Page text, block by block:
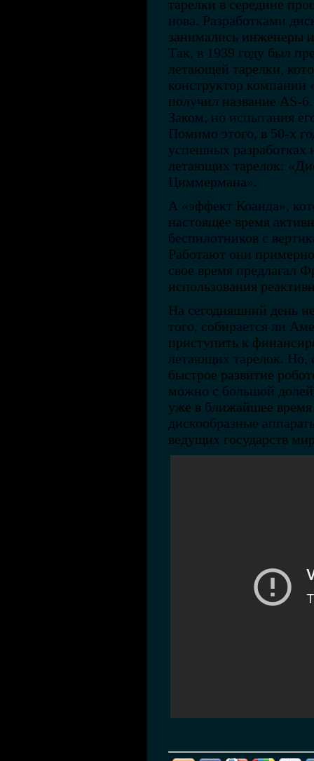
тарелки в середине
нова. Разработками
занимались инженеры
Так, в 1939 году был
летающей тарелки,
конструктор
получил название AS-
Заком, но испытания
Помимо этого, в 50-х
успешных разработках
летающих тарелок:
Циммермана».
А «эффект Коанда»,
настоящее время
беспилотников с
Работают они
свое время предлагал
использования
На сегодняшний день
того, собирается ли
приступить к
летающих тарелок. Но,
быстрое развитие
можно с большой
уже в ближайшее
дискообразные
ведущих государств